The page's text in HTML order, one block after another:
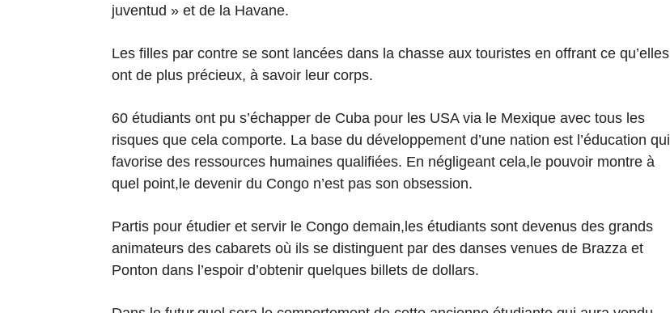
juventud » et de la Havane.
Les filles par contre se sont lancées dans la chasse aux touristes en offrant ce qu’elles
ont de plus précieux, à savoir leur corps.
60 étudiants ont pu s’échapper de Cuba pour les USA via le Mexique avec tous les
risques que cela comporte. La base du développement d’une nation est l’éducation qui
favorise des ressources humaines qualifiées. En négligeant cela,le pouvoir montre à
quel point,le devenir du Congo n’est pas son obsession.
Partis pour étudier et servir le Congo demain,les étudiants sont devenus des grands
animateurs des cabarets où ils se distinguent par des danses venues de Brazza et
Ponton dans l’espoir d’obtenir quelques billets de dollars.